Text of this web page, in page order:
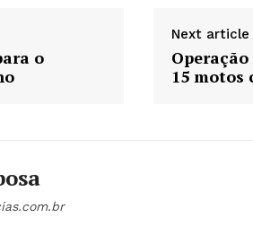
o
Next article
15 motos